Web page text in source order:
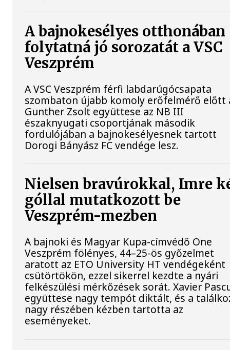
A bajnokesélyes otthonában
folytatná jó sorozatát a VSC
Veszprém
A VSC Veszprém férfi labdarúgócsapata
szombaton újabb komoly erőfelmérő előtt
Gunther Zsolt együttese az NB III
északnyugati csoportjának második
fordulójában a bajnokesélyesnek tartott
Dorogi Bányász FC vendége lesz.
Nielsen bravúrokkal, Imre
góllal mutatkozott be
Veszprém-mezben
A bajnoki és Magyar Kupa-címvédő One
Veszprém fölényes, 44–25-ös győzelmet
aratott az ETO University HT vendégeként
csütörtökön, ezzel sikerrel kezdte a nyári
felkészülési mérkőzések sorát. Xavier
együttese nagy tempót diktált, és a
nagy részében kézben tartotta az
eseményeket.